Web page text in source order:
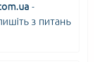
-
з питань